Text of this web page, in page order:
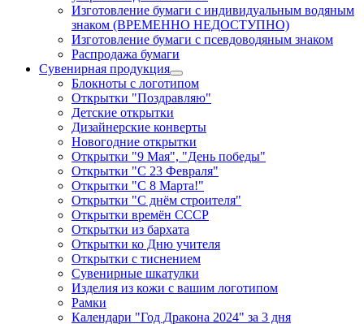
Изготовление бумаги с индивидуальным водяным
знаком (ВРЕМЕННО НЕДОСТУПНО)
Изготовление бумаги с псевдоводяным знаком
Распродажа бумаги
Сувенирная продукция
Блокноты с логотипом
Открытки "Поздравляю"
Детские открытки
Дизайнерские конверты
Новогодние открытки
Открытки "9 Мая", "День победы"
Открытки "С 23 Февраля"
Открытки "С 8 Марта!"
Открытки "С днём строителя"
Открытки времён СССР
Открытки из бархата
Открытки ко Дню учителя
Открытки с тиснением
Сувенирные шкатулки
Изделия из кожи с вашим логотипом
Рамки
Календари "Год Дракона 2024" за 3 дня